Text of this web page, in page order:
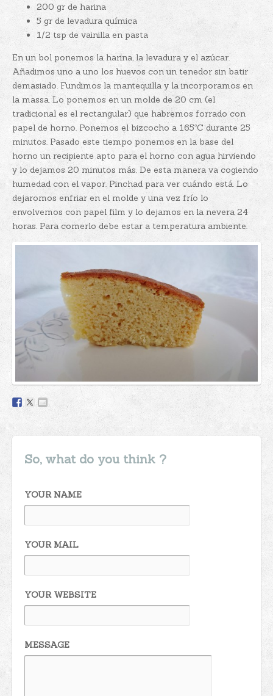
200 gr de harina
5 gr de levadura química
1/2 tsp de vainilla en pasta
En un bol ponemos la harina, la levadura y el azúcar.
Añadimos uno a uno los huevos con un tenedor sin batir
demasiado. Fundimos la mantequilla y la incorporamos en
la massa. Lo ponemos en un molde de 20 cm (el
tradicional es el rectangular) que habremos forrado con
papel de horno. Ponemos el bizcocho a 165ºC durante 25
minutos. Pasado este tiempo ponemos en la base del
horno un recipiente apto para el horno con agua hirviendo
y lo dejamos 20 minutos más. De esta manera va cogiendo
humedad con el vapor. Pinchad para ver cuándo está. Lo
dejaromos enfriar en el molde y una vez frío lo
envolvemos con papel film y lo dejamos en la nevera 24
horas. Para comerlo debe estar a temperatura ambiente.
So, what do you think ?
YOUR NAME
YOUR MAIL
YOUR WEBSITE
MESSAGE